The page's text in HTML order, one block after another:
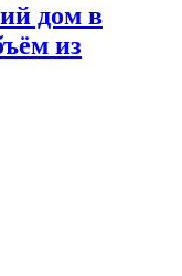
дом в
из